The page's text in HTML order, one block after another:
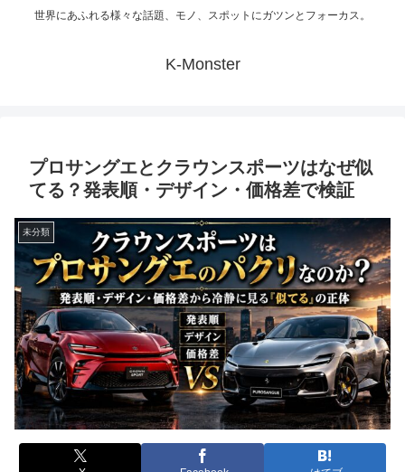
世界にあふれる様々な話題、モノ、スポットにガツンとフォーカス。
K-Monster
プロサングエとクラウンスポーツはなぜ似
てる？発表順・デザイン・価格差で検証
未分類